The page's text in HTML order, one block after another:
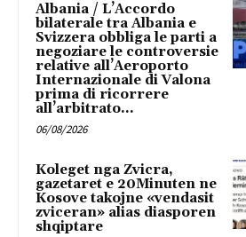
Albania / L’Accordo
bilaterale tra Albania e
Svizzera obbliga le parti a
negoziare le controversie
relative all’Aeroporto
Internazionale di Valona
prima di ricorrere
all’arbitrato...
06/08/2026
Koleget nga Zvicra,
gazetaret e 20Minuten ne
Kosove takojne «vendasit
zviceran» alias diasporen
shqiptare